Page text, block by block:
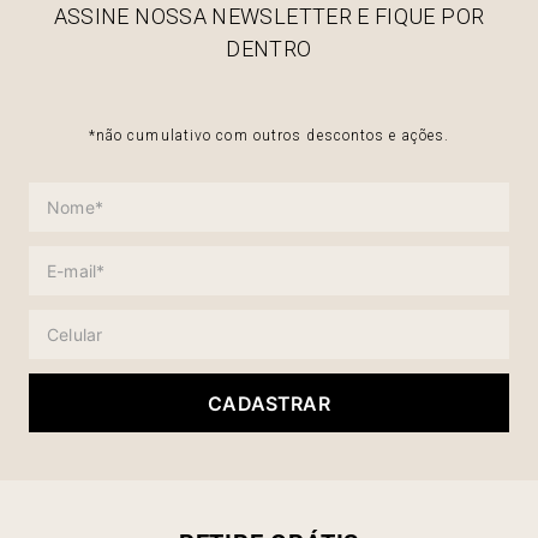
ASSINE NOSSA NEWSLETTER E FIQUE POR
DENTRO
*não cumulativo com outros descontos e ações.
CADASTRAR